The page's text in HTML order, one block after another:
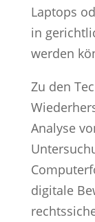
Laptops
in
werden
Zu den
Analyse
digitale